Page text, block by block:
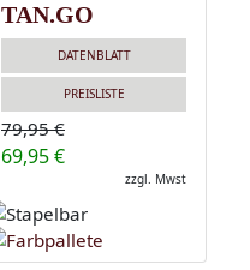
TAN.GO
DATENBLATT
PREISLISTE
79,95 €
69,95 €
zzgl. Mwst